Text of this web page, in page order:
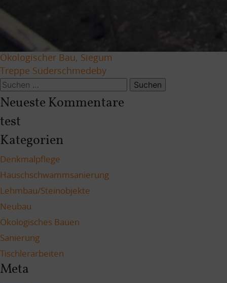
Beitragsnavigation
Ökologischer Bau, Siegum
Treppe Süderschmedeby
Suchen
nach:
Neueste Kommentare
test
Kategorien
Denkmalpflege
Hauschschwammsanierung
Lehmbau/Steinobjekte
Neubau
Ökologisches Bauen
Sanierung
Tischlerarbeiten
Meta